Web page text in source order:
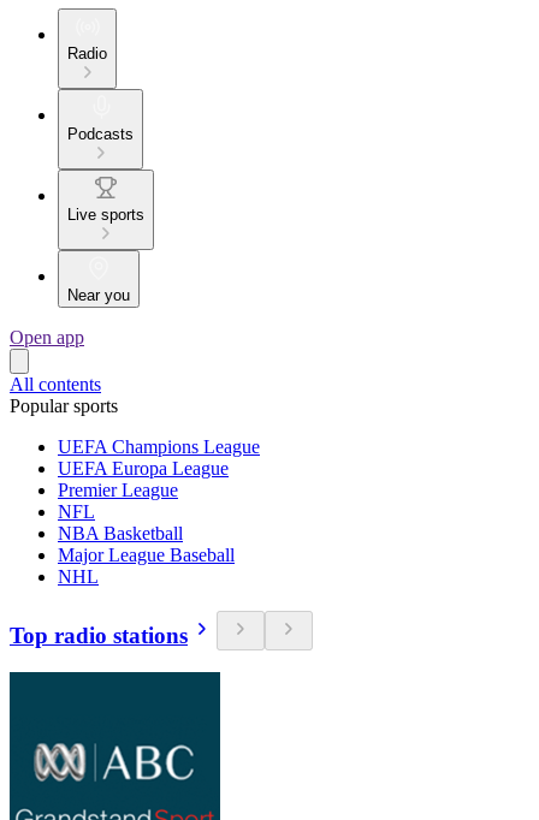
Radio
Podcasts
Live sports
Near you
Open app
All contents
Popular sports
UEFA Champions League
UEFA Europa League
Premier League
NFL
NBA Basketball
Major League Baseball
NHL
Top radio stations